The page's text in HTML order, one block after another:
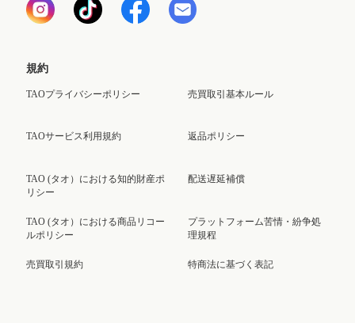
規約
TAOプライバシーポリシー
TAOサービス利用規約
TAO (タオ）における知的財産ポ
リシー
TAO (タオ）における商品リコー
ルポリシー
売買取引規約
売買取引基本ルール
返品ポリシー
配送遅延補償
プラットフォーム苦情・紛争処
理規程
特商法に基づく表記